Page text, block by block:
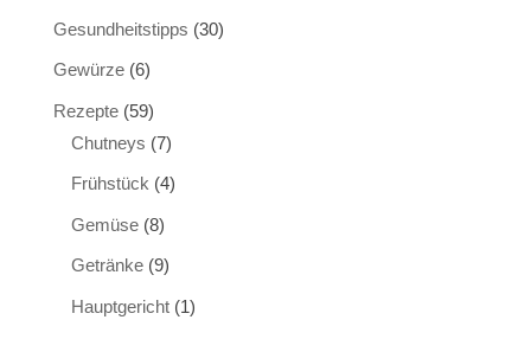
Gesundheitstipps (30)
Gewürze(6)
Rezepte(59)
Chutneys (7)
Frühstück (4)
Gemüse(8)
Getränke(9)
Hauptgericht(1)